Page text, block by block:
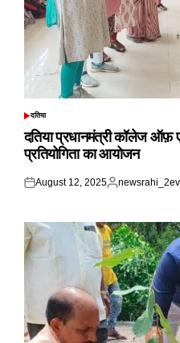
POSTED
दतिया
दतिया प्रधानमंत्री कॉलेज ऑफ़
प्रतियोगिता का आयोजन
Posted
August 12, 2025
Posted